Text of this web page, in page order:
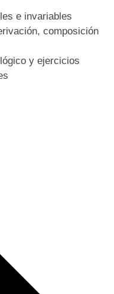
e invariables
composición
y ejercicios